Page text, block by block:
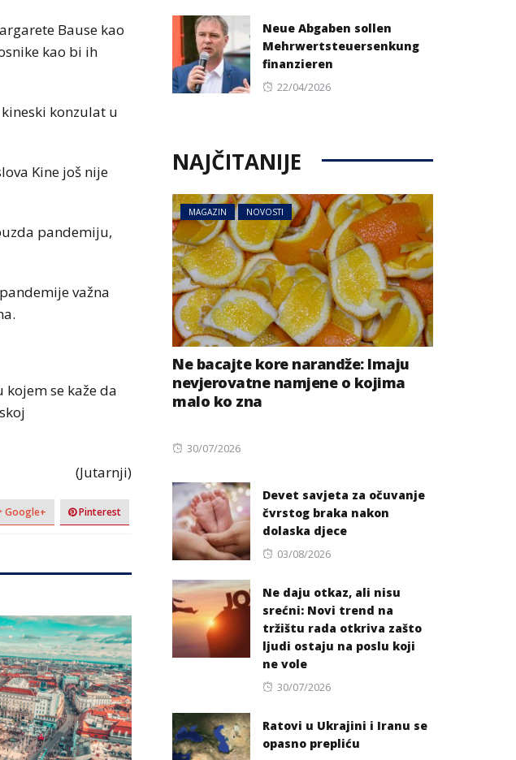
Bause kao
kao bi ih
konzulat u
Kine još nije
pandemiju,
važna
se kaže da
(Jutarnji)
Google+ Pinterest
Neue Abgaben sollen
Mehrwertsteuersenkung
finanzieren
Posted
22/04/2026
NAJČITANIJE
MAGAZIN NOVOSTI
Ne bacajte kore narandže: Imaju
nevjerovatne namjene o kojima
malo ko zna
Posted
30/07/2026
Devet savjeta za očuvanje
čvrstog braka nakon
dolaska djece
Posted
03/08/2026
Ne daju otkaz, ali nisu
srećni: Novi trend na
tržištu rada otkriva zašto
ljudi ostaju na poslu koji
ne vole
Posted
30/07/2026
Ratovi u Ukrajini i Iranu se
opasno prepliću